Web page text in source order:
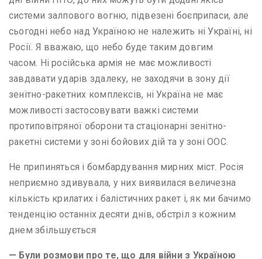
системи залпового вогню, підвезені боєприпаси, але
сьогодні небо над Україною не належить ні Україні, ні
Росії. Я вважаю, що небо буде таким довгим
часом. Ні російська армія не має можливості
завдавати ударів здалеку, не заходячи в зону дії
зенітно-ракетних комплексів, ні Україна не має
можливості застосовувати важкі системи
протиповітряної оборони та стаціонарні зенітно-
ракетні системи у зоні бойових дій та у зоні ООС.
Не припиняться і бомбардування мирних міст. Росія
неприємно здивувала, у них виявилася величезна
кількість крилатих і балістичних ракет і, як ми бачимо
тенденцію останніх десяти днів, обстріл з кожним
днем ​​збільшується
— Були розмови про те, що для війни з Україною